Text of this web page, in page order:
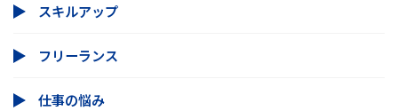
スキルアップ
フリーランス
仕事の悩み